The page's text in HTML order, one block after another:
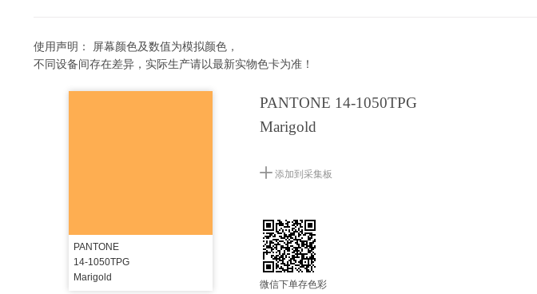
使用声明： 屏幕颜色及数值为模拟颜色，
不同设备间存在差异，实际生产请以最新实物色卡为准！
PANTONE
14-1050TPG
Marigold
PANTONE 14-1050TPG
Marigold
添加到采集板
微信下单存色彩